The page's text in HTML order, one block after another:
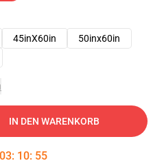
45inX60in
50inx60in
IN DEN WARENKORB
03: 10: 54